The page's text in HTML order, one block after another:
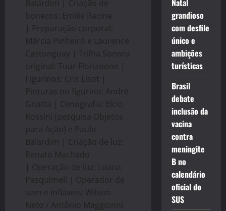
Balardim | Criação de
bonecos: Emilie Racine
| Preparação corporal:
Márcia Pinheiro e Laurence
Castonguay | Trilha Sonora
original: Tuur Florizoone |
Figurinos: Cris Lisot |
Pinturas no figurino: André
Gnatta | Cenografia: Elcio
Rossini (pesquisa Objetos
para Ação) e Paulo
Balardim | Criação de luz:
Renato Machado
| Operação de luz: Luana
Pasquimell | Operador de
som e infláveis: Wilson
Neto / Antônio Maggionni
Natal
grandioso
com desfile
único e
ambições
turísticas
Brasil
debate
inclusão da
vacina
contra
meningite
B no
calendário
oficial do
SUS